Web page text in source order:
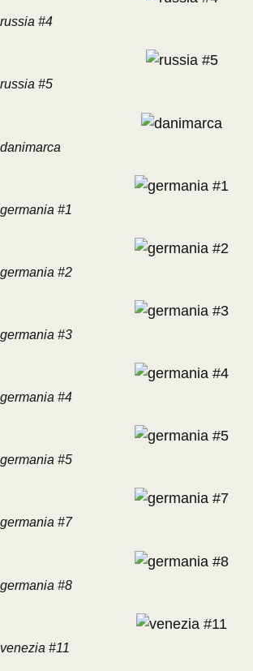
russia #4
russia #5
danimarca
germania #1
germania #2
germania #3
germania #4
germania #5
germania #7
germania #8
venezia #11